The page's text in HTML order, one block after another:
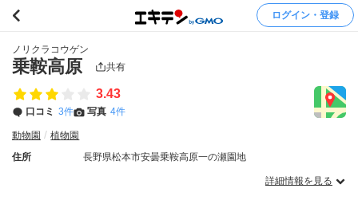
ログイン・登録
ノリクラコウゲン
乗鞍高原 共有
3.43
口コミ 3件 写真 4件
動物園
植物園
住所
長野県松本市安曇乗鞍高原一の瀬園地
詳細情報を見る